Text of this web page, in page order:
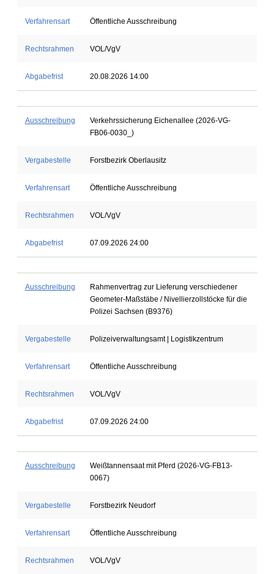
Verfahrensart Öffentliche Ausschreibung
Rechtsrahmen VOL/VgV
Abgabefrist 20.08.2026 14:00
Ausschreibung
Verkehrssicherung Eichenallee (2026-VG-
FB06-0030_)
Vergabestelle Forstbezirk Oberlausitz
Verfahrensart Öffentliche Ausschreibung
Rechtsrahmen VOL/VgV
Abgabefrist 07.09.2026 24:00
Ausschreibung
Rahmenvertrag zur Lieferung verschiedener
Geometer-Maßstäbe / Nivellierzollstöcke für die
Polizei Sachsen (B9376)
Vergabestelle Polizeiverwaltungsamt | Logistikzentrum
Verfahrensart Öffentliche Ausschreibung
Rechtsrahmen VOL/VgV
Abgabefrist 07.09.2026 24:00
Ausschreibung
Weißtannensaat mit Pferd (2026-VG-FB13-
0067)
Vergabestelle Forstbezirk Neudorf
Verfahrensart Öffentliche Ausschreibung
Rechtsrahmen VOL/VgV